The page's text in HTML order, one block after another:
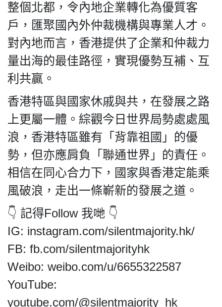
HK.
All
reserved.
整個北都，令內地企業轉化為優質客
戶，匯聚國內外仲裁機構與專業人才。
對內地而言，香港提供了企業和仲裁力
量出海的最佳路徑，實現優勢互補、互
利共贏。
香港特區與國家休戚與共，在發展之路
上更屬一體。綜觀今日世界局勢處處風
浪，香港特區雖有「背靠祖國」的優
勢，但亦應肩負「聯通世界」的責任。
相信在同心合力下，國家與香港定能乘
風破浪，走出一條嶄新的發展之道。
👇 記得Follow 我哋 👇
IG: instagram.com/silentmajority.hk/
FB: fb.com/silentmajorityhk
Weibo: weibo.com/u/6655322587
YouTube:
youtube.com/@silentmajority_hk